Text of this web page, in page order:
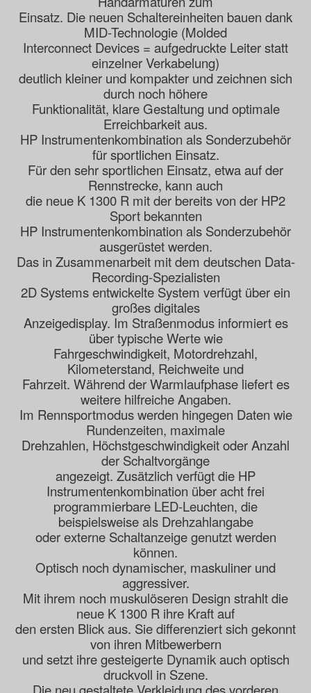
Einsatz. Die neuen Schaltereinheiten bauen dank
MID-Technologie (Molded
Interconnect Devices = aufgedruckte Leiter statt
einzelner Verkabelung)
deutlich kleiner und kompakter und zeichnen sich
durch noch höhere
Funktionalität, klare Gestaltung und optimale
Erreichbarkeit aus.
HP Instrumentenkombination als Sonderzubehör
für sportlichen Einsatz.
Für den sehr sportlichen Einsatz, etwa auf der
Rennstrecke, kann auch
die neue K 1300 R mit der bereits von der HP2
Sport bekannten
HP Instrumentenkombination als Sonderzubehör
ausgerüstet werden.
Das in Zusammenarbeit mit dem deutschen Data-
Recording-Spezialisten
2D Systems entwickelte System verfügt über ein
großes digitales
Anzeigedisplay. Im Straßenmodus informiert es
über typische Werte wie
Fahrgeschwindigkeit, Motordrehzahl,
Kilometerstand, Reichweite und
Fahrzeit. Während der Warmlaufphase liefert es
weitere hilfreiche Angaben.
Im Rennsportmodus werden hingegen Daten wie
Rundenzeiten, maximale
Drehzahlen, Höchstgeschwindigkeit oder Anzahl
der Schaltvorgänge
angezeigt. Zusätzlich verfügt die HP
Instrumentenkombination über acht frei
programmierbare LED-Leuchten, die
beispielsweise als Drehzahlangabe
oder externe Schaltanzeige genutzt werden
können.
Optisch noch dynamischer, maskuliner und
aggressiver.
Mit ihrem noch muskulöseren Design strahlt die
neue K 1300 R ihre Kraft auf
den ersten Blick aus. Sie differenziert sich gekonnt
von ihren Mitbewerbern
und setzt ihre gesteigerte Dynamik auch optisch
druckvoll in Szene.